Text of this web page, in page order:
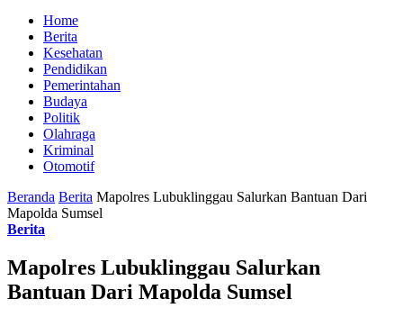
Home
Berita
Kesehatan
Pendidikan
Pemerintahan
Budaya
Politik
Olahraga
Kriminal
Otomotif
Beranda Berita Mapolres Lubuklinggau Salurkan Bantuan Dari
Mapolda Sumsel
Berita
Mapolres Lubuklinggau Salurkan
Bantuan Dari Mapolda Sumsel